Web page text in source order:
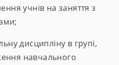
учнів на заняття з
дисципліну в групі,
навчального